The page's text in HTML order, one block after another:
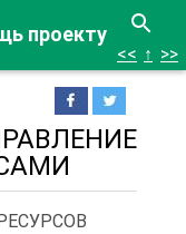
проекту
<< ↑ >>